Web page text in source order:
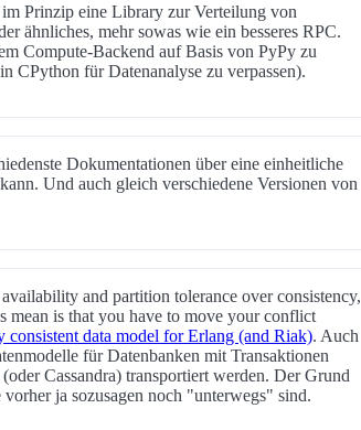
Prinzip eine Library zur Verteilung von
ähnliches, mehr sowas wie ein besseres RPC.
Compute-Backend auf Basis von PyPy zu
CPython für Datenanalyse zu verpassen).
Dokumentationen über eine einheitliche
Und auch gleich verschiedene Versionen von
and partition tolerance over consistency,
mean is that you have to move your conflict
data model for Erlang (and Riak). Auch
für Datenbanken mit Transaktionen
Cassandra) transportiert werden. Der Grund
ja sozusagen noch "unterwegs" sind.